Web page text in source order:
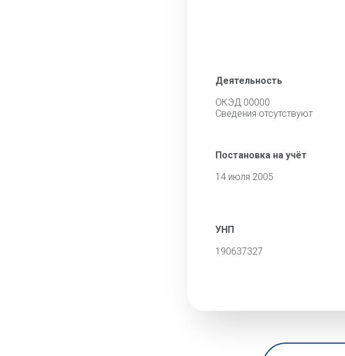
Деятельность
ОКЭД 00000
Cведения отсутствуют
Постановка на учёт
14 июля 2005
УНП
190637327